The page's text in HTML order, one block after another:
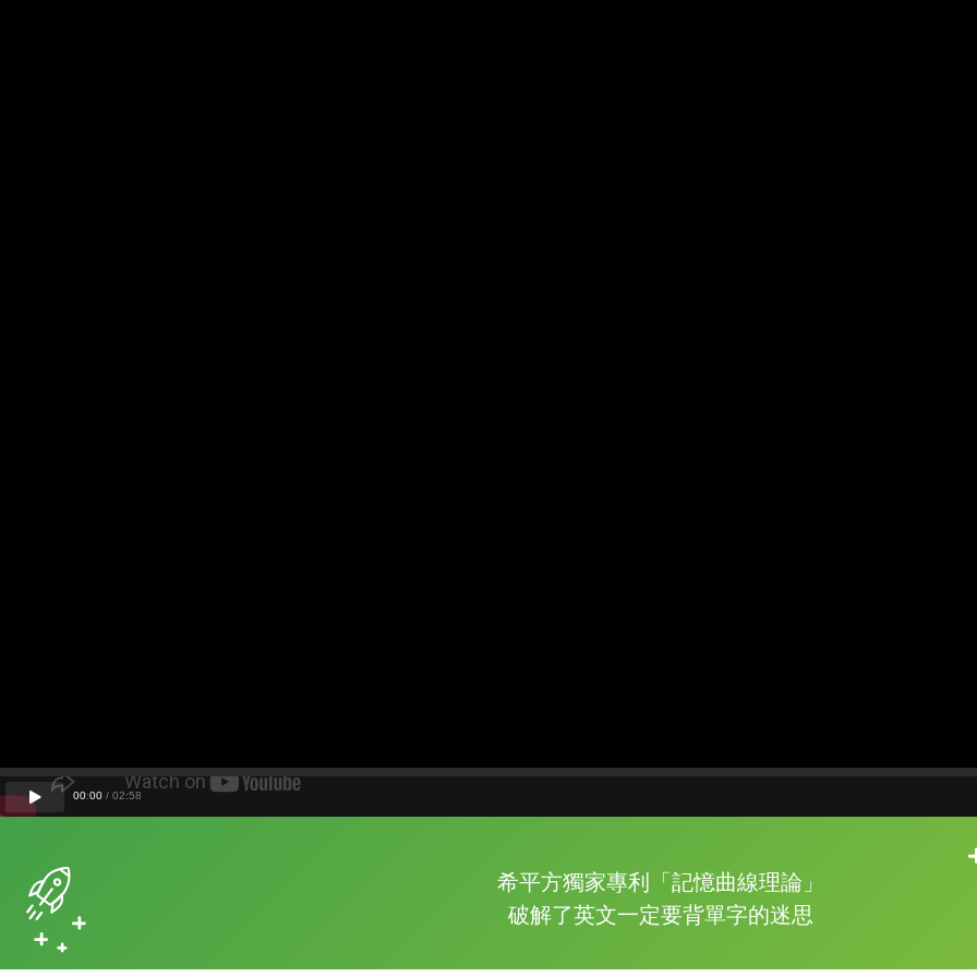
希平方獨家專利「記憶曲線理論」
破解了英文一定要背單字的迷思
的品牌故事
00:00 / 02:58